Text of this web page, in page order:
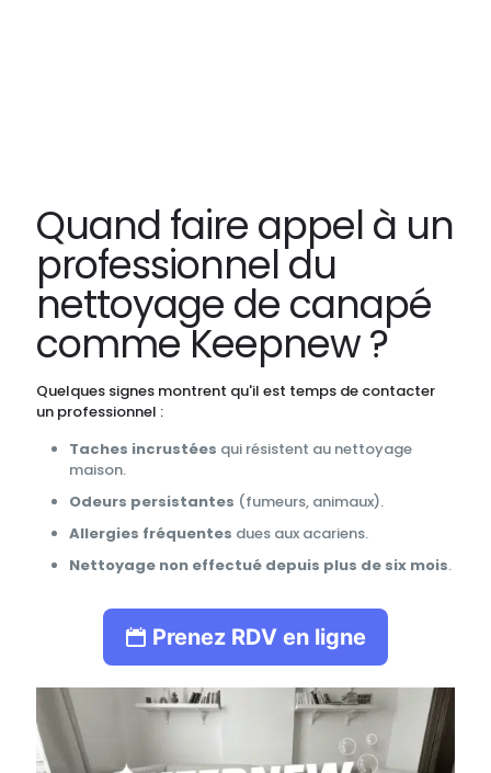
Quand faire appel à un
professionnel du
nettoyage de canapé
comme Keepnew ?
Quelques signes montrent qu'il est temps de contacter
un professionnel :
Taches incrustées qui résistent au nettoyage
maison.
Odeurs persistantes (fumeurs, animaux).
Allergies fréquentes dues aux acariens.
Nettoyage non effectué depuis plus de six mois.
Prenez RDV en ligne